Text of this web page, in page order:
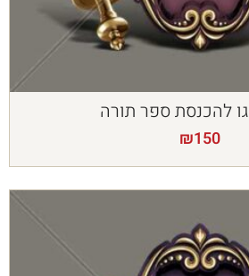
להכנסת ספר תורה
₪150